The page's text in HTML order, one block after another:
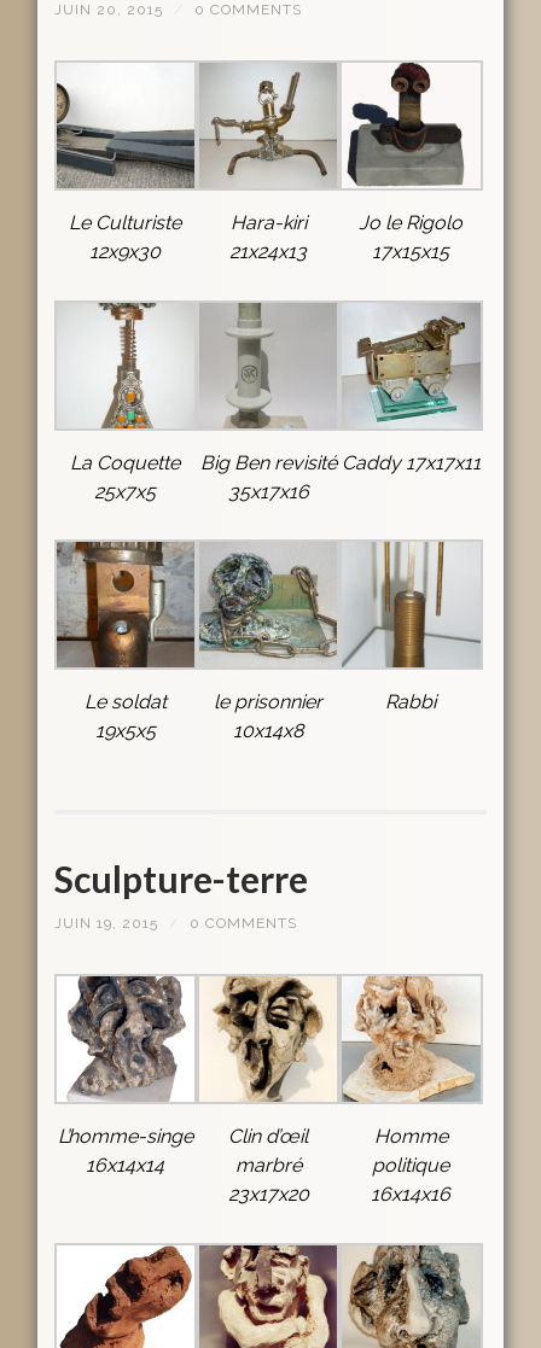
JUIN 20, 2015 0 COMMENTS
Le Culturiste
12x9x30
Hara-kiri
21x24x13
Jo le Rigolo
17x15x15
La Coquette
25x7x5
Big Ben revisité
35x17x16
Caddy 17x17x11
Le soldat
19x5x5
le prisonnier
10x14x8
Rabbi
Sculpture-terre
JUIN 19, 2015 0 COMMENTS
L’homme-singe
16x14x14
Clin d’œil
marbré
23x17x20
Homme
politique
16x14x16